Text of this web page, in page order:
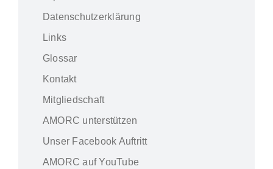
Datenschutzerklärung
Links
Glossar
Kontakt
Mitgliedschaft
AMORC unterstützen
Unser Facebook Auftritt
AMORC auf YouTube